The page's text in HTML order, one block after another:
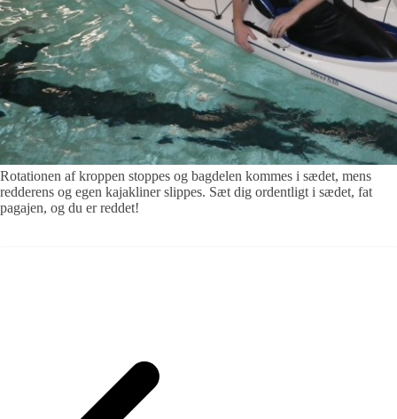
Rotationen af kroppen stoppes og bagdelen kommes i sædet, mens
redderens og egen kajakliner slippes. Sæt dig ordentligt i sædet, fat
pagajen, og du er reddet!